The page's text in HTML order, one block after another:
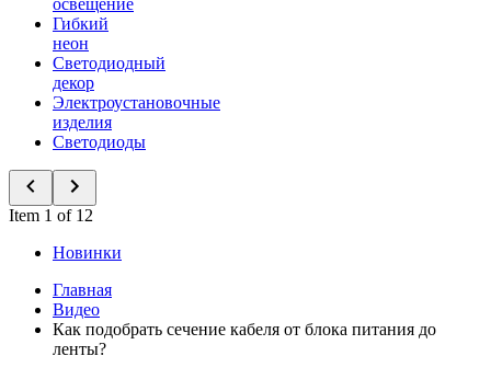
освещение
Гибкий
неон
Светодиодный
декор
Электроустановочные
изделия
Светодиоды
Item 1 of 12
Новинки
Главная
Видео
Как подобрать сечение кабеля от блока питания до
ленты?